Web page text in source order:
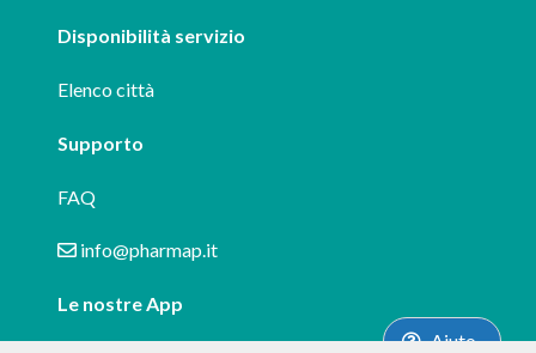
Disponibilità servizio
Elenco città
Supporto
FAQ
info@pharmap.it
Le nostre App
Aiuto